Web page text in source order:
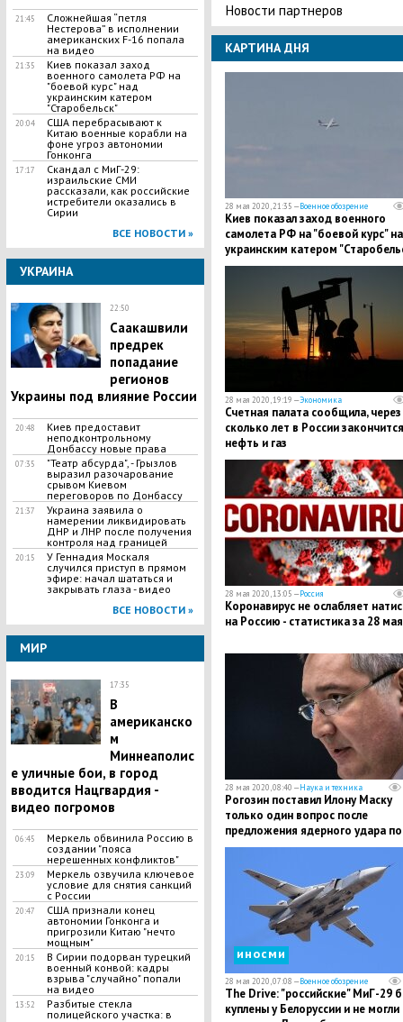
21:45
Сложнейшая “петля
Нестерова” в исполнении
американских F-16 попала
на видео
21:35
Киев показал заход
военного самолета РФ на
"боевой курс" над
украинским катером
"Старобельск"
20:04
США перебрасывают к
Китаю военные корабли на
фоне угроз автономии
Гонконга
17:17
Скандал с МиГ-29:
израильские СМИ
рассказали, как российские
истребители оказались в
Сирии
ВСЕ НОВОСТИ »
УКРАИНА
22:50
Саакашвили
предрек
попадание
регионов
Украины под влияние России
20:48
Киев предоставит
неподконтрольному
Донбассу новые права
07:35
"Театр абсурда", - Грызлов
выразил разочарование
срывом Киевом
переговоров по Донбассу
21:37
Украина заявила о
намерении ликвидировать
ДНР и ЛНР после получения
контроля над границей
20:15
У Геннадия Москаля
случился приступ в прямом
эфире: начал шататься и
закрывать глаза - видео
ВСЕ НОВОСТИ »
МИР
17:35
В
американско
м
Миннеаполис
е уличные бои, в город
вводится Нацгвардия -
видео погромов
06:45
Меркель обвинила Россию в
создании "пояса
нерешенных конфликтов"
23:09
​Меркель озвучила ключевое
условие для снятия санкций
с России
20:47
США признали конец
автономии Гонконга и
пригрозили Китаю "нечто
мощным"
20:15
В Сирии подорван турецкий
военный конвой: кадры
взрыва "случайно" попали
на видео
13:52
​Разбитые стекла
полицейского участка: в
Новости партнеров
КАРТИНА ДНЯ
28 мая 2020, 21:35 —Военное обозрение
Киев показал заход военного
самолета РФ на "боевой курс"
украинским катером
28 мая 2020, 19:19 —Экономика
Счетная палата сообщила, через
сколько лет в России закончится
нефть и газ
28 мая 2020, 13:05 —Россия
Коронавирус не ослабляет
на Россию - статистика за 28 мая
28 мая 2020, 08:40 —Наука и техника
Рогозин поставил Илону Маску
только один вопрос после
предложения ядерного удара по
Марсу
иносми
28 мая 2020, 07:08 —Военное обозрение
The Drive: "российские" МиГ-29
куплены у Белоруссии и не могли